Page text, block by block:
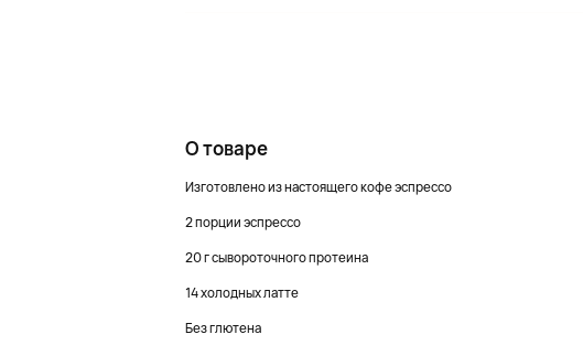
О товаре
Изготовлено из настоящего кофе эспрессо
2 порции эспрессо
20 г сывороточного протеина
14 холодных латте
Без глютена